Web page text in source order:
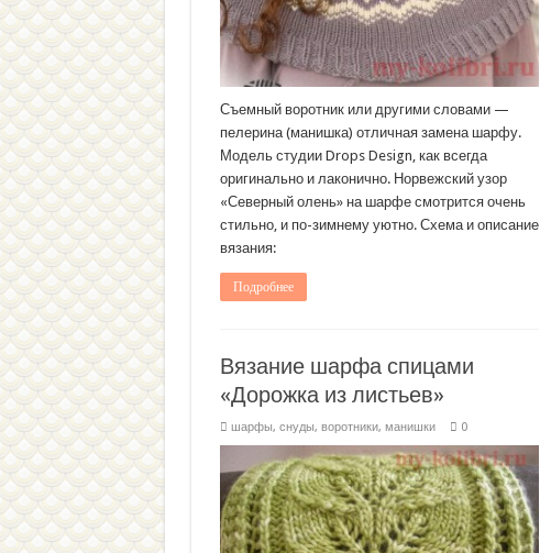
Съемный воротник или другими словами —
пелерина (манишка) отличная замена шарфу.
Модель студии Drops Design, как всегда
оригинально и лаконично. Норвежский узор
«Северный олень» на шарфе смотрится очень
стильно, и по-зимнему уютно. Схема и описание
вязания:
Подробнее
Вязание шарфа спицами
«Дорожка из листьев»
шарфы, снуды, воротники, манишки 0